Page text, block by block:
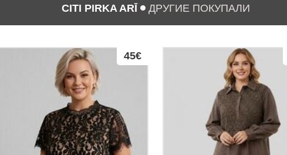
CITI PIRKA ARĪ ДРУГИЕ ПОКУПАЛИ
45€